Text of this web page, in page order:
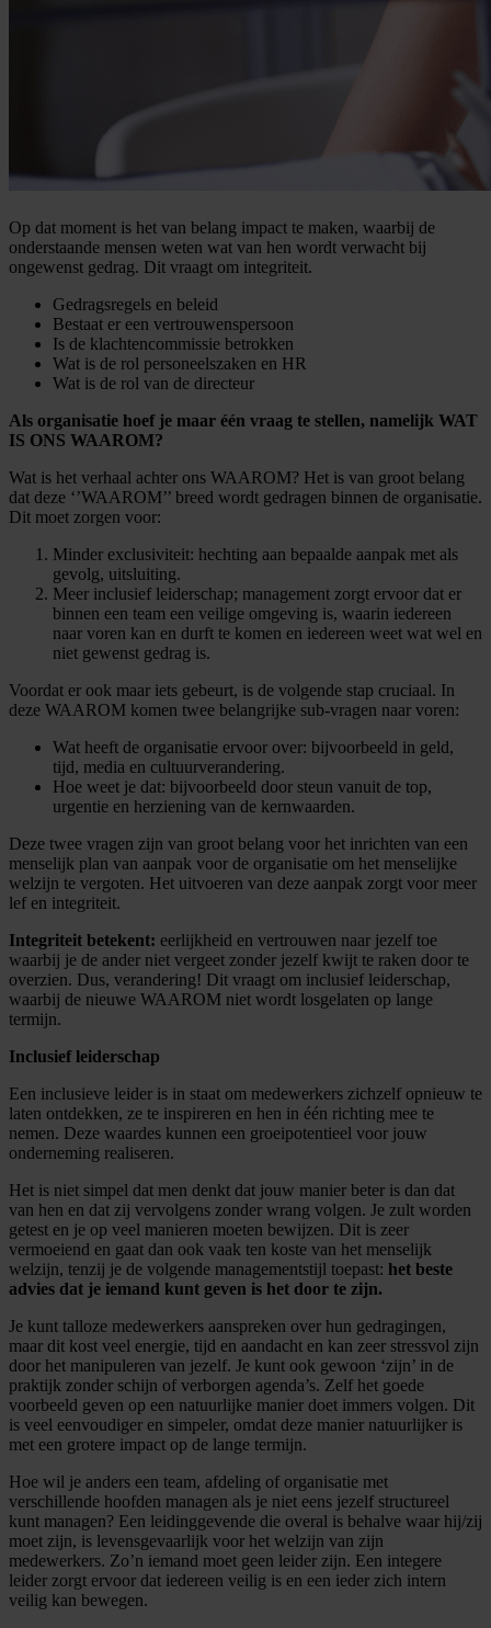
Op dat moment is het van belang impact te maken, waarbij de
onderstaande mensen weten wat van hen wordt verwacht bij
ongewenst gedrag. Dit vraagt om integriteit.
Gedragsregels en beleid
Bestaat er een vertrouwenspersoon
Is de klachtencommissie betrokken
Wat is de rol personeelszaken en HR
Wat is de rol van de directeur
Als organisatie hoef je maar één vraag te stellen, namelijk WAT
IS ONS WAAROM?
Wat is het verhaal achter ons WAAROM? Het is van groot belang
dat deze ‘’WAAROM’’ breed wordt gedragen binnen de organisatie.
Dit moet zorgen voor:
Minder exclusiviteit: hechting aan bepaalde aanpak met als
gevolg, uitsluiting.
Meer inclusief leiderschap; management zorgt ervoor dat er
binnen een team een veilige omgeving is, waarin iedereen
naar voren kan en durft te komen en iedereen weet wat wel en
niet gewenst gedrag is.
Voordat er ook maar iets gebeurt, is de volgende stap cruciaal. In
deze WAAROM komen twee belangrijke sub-vragen naar voren:
Wat heeft de organisatie ervoor over: bijvoorbeeld in geld,
tijd, media en cultuurverandering.
Hoe weet je dat: bijvoorbeeld door steun vanuit de top,
urgentie en herziening van de kernwaarden.
Deze twee vragen zijn van groot belang voor het inrichten van een
menselijk plan van aanpak voor de organisatie om het menselijke
welzijn te vergoten. Het uitvoeren van deze aanpak zorgt voor meer
lef en integriteit.
Integriteit betekent: eerlijkheid en vertrouwen naar jezelf toe
waarbij je de ander niet vergeet zonder jezelf kwijt te raken door te
overzien. Dus, verandering! Dit vraagt om inclusief leiderschap,
waarbij de nieuwe WAAROM niet wordt losgelaten op lange
termijn.
Inclusief leiderschap
Een inclusieve leider is in staat om medewerkers zichzelf opnieuw te
laten ontdekken, ze te inspireren en hen in één richting mee te
nemen. Deze waardes kunnen een groeipotentieel voor jouw
onderneming realiseren.
Het is niet simpel dat men denkt dat jouw manier beter is dan dat
van hen en dat zij vervolgens zonder wrang volgen. Je zult worden
getest en je op veel manieren moeten bewijzen. Dit is zeer
vermoeiend en gaat dan ook vaak ten koste van het menselijk
welzijn, tenzij je de volgende managementstijl toepast: het beste
advies dat je iemand kunt geven is het door te zijn.
Je kunt talloze medewerkers aanspreken over hun gedragingen,
maar dit kost veel energie, tijd en aandacht en kan zeer stressvol zijn
door het manipuleren van jezelf. Je kunt ook gewoon ‘zijn’ in de
praktijk zonder schijn of verborgen agenda’s. Zelf het goede
voorbeeld geven op een natuurlijke manier doet immers volgen. Dit
is veel eenvoudiger en simpeler, omdat deze manier natuurlijker is
met een grotere impact op de lange termijn.
Hoe wil je anders een team, afdeling of organisatie met
verschillende hoofden managen als je niet eens jezelf structureel
kunt managen? Een leidinggevende die overal is behalve waar hij/zij
moet zijn, is levensgevaarlijk voor het welzijn van zijn
medewerkers. Zo’n iemand moet geen leider zijn. Een integere
leider zorgt ervoor dat iedereen veilig is en een ieder zich intern
veilig kan bewegen.